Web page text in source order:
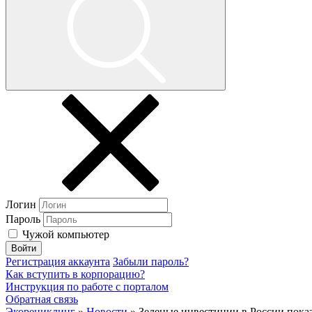
Логин
Пароль
Чужой компьютер
Войти
Регистрация аккаунта Забыли пароль?
Как вступить в корпорацию?
Инструкция по работе с порталом
Обратная связь